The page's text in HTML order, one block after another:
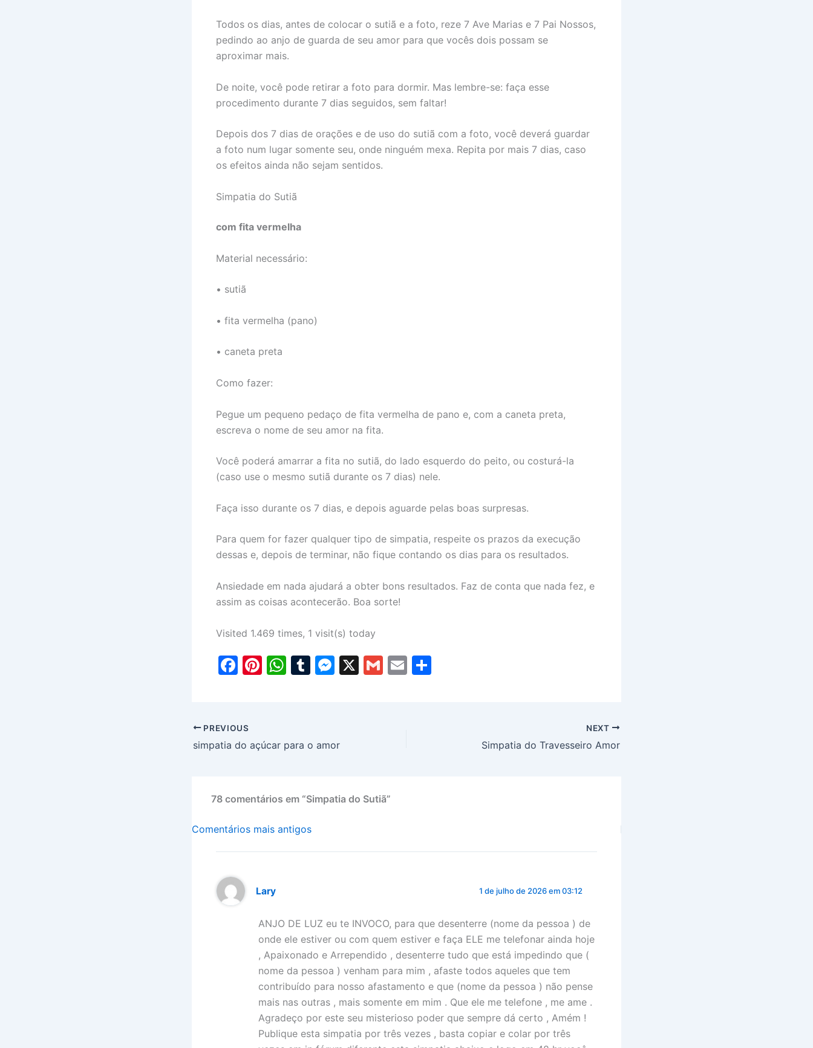
Todos os dias, antes de colocar o sutiã e a foto, reze 7 Ave Marias e 7 Pai Nossos,
pedindo ao anjo de guarda de seu amor para que vocês dois possam se
aproximar mais.
De noite, você pode retirar a foto para dormir. Mas lembre-se: faça esse
procedimento durante 7 dias seguidos, sem faltar!
Depois dos 7 dias de orações e de uso do sutiã com a foto, você deverá guardar
a foto num lugar somente seu, onde ninguém mexa. Repita por mais 7 dias, caso
os efeitos ainda não sejam sentidos.
Simpatia do Sutiã
com fita vermelha
Material necessário:
• sutiã
• fita vermelha (pano)
• caneta preta
Como fazer:
Pegue um pequeno pedaço de fita vermelha de pano e, com a caneta preta,
escreva o nome de seu amor na fita.
Você poderá amarrar a fita no sutiã, do lado esquerdo do peito, ou costurá-la
(caso use o mesmo sutiã durante os 7 dias) nele.
Faça isso durante os 7 dias, e depois aguarde pelas boas surpresas.
Para quem for fazer qualquer tipo de simpatia, respeite os prazos da execução
dessas e, depois de terminar, não fique contando os dias para os resultados.
Ansiedade em nada ajudará a obter bons resultados. Faz de conta que nada fez, e
assim as coisas acontecerão. Boa sorte!
Visited 1.469 times, 1 visit(s) today
F
e
b
k
Pi
st
W
A
T
r
M
e
er
X
G
E
PREVIOUS
simpatia do açúcar para o amor
NEXT
Simpatia do Travesseiro Amor
78 comentários em “Simpatia do Sutiã”
Comentários
Comentários mais antigos
Lary 1 de julho de 2026 em 03:12
ANJO DE LUZ eu te INVOCO, para que desenterre (nome da pessoa ) de
onde ele estiver ou com quem estiver e faça ELE me telefonar ainda hoje
, Apaixonado e Arrependido , desenterre tudo que está impedindo que (
nome da pessoa ) venham para mim , afaste todos aqueles que tem
contribuído para nosso afastamento e que (nome da pessoa ) não pense
mais nas outras , mais somente em mim . Que ele me telefone , me ame .
Agradeço por este seu misterioso poder que sempre dá certo , Amém !
Publique esta simpatia por três vezes , basta copiar e colar por três